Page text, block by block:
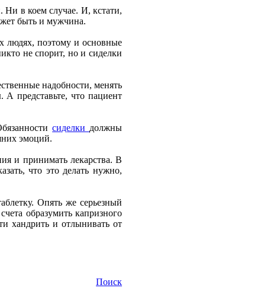
Ни в коем случае. И, кстати,
быть и мужчина.
людях, поэтому и основные
не спорит, но и сиделки
надобности, менять
А представьте, что пациент
сиделки должны
эмоций.
и принимать лекарства. В
что это делать нужно,
Опять же серьезный
образумить капризного
хандрить и отлынивать от
Поиск